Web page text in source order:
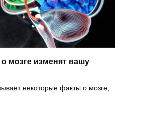
мозге изменят вашу
некоторые факты о мозге,